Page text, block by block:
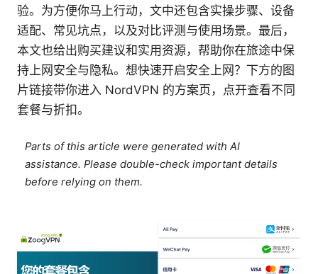
验。为方便你马上行动，文中还包含实操步骤、设备
适配、常见坑点，以及对比评测与使用场景。最后，
本文也给出购买建议和实用资源，帮助你在旅途中保
持上网安全与隐私。想快速开启安全上网？下方的图
片链接带你进入 NordVPN 的方案页，点开查看不同
套餐与折扣。
Parts of this article were generated with AI
assistance. Please double-check important details
before relying on them.